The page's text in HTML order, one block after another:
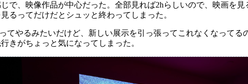
で、映像作品が中心だった。全部見れば2hらしいので、映画を
るってだけだとシュッと終わってしまった。
てやるみたいだけど、新しい展示を引っ張ってこれなくなってる
きがちょっと気になってしまった。